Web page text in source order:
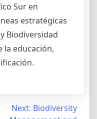
Sur en
estratégicas
Biodiversidad
la educación,
Next: Biodiversity